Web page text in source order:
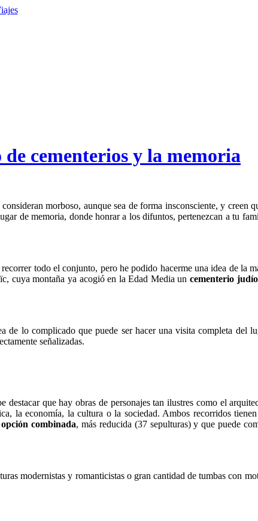
cementerios y la memoria
morboso, aunque sea de forma insconsciente, y creen
de memoria, donde honrar a los difuntos, pertenezcan a tu
todo el conjunto, pero he podido hacerme una idea de la
cuya montaña ya acogió en la Edad Media uncementerio judío
lo complicado que puede ser hacer una visita completa del
señalizadas.
que hay obras de personajes tan ilustres como el
la economía, la cultura o la sociedad. Ambos recorridos
opción combinada, más reducida (37 sepulturas) y que puede
modernistas y romanticistas o gran cantidad de tumbas con